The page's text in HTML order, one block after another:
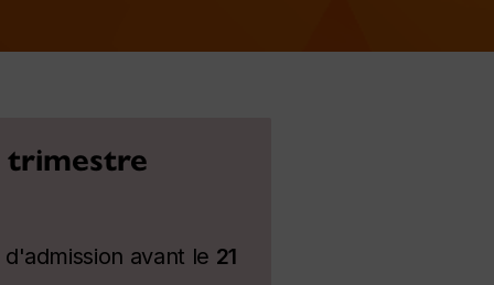
trimestre
avant le 21